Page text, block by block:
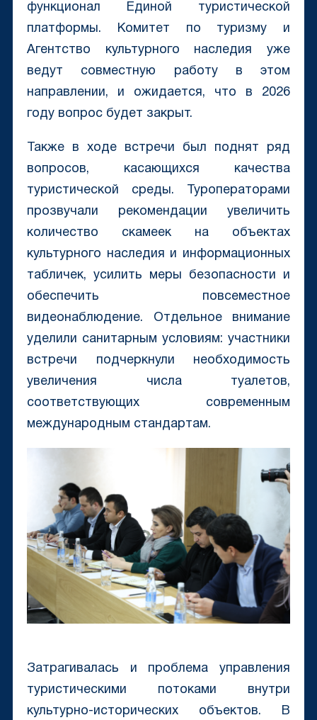
функционал Единой туристической
платформы. Комитет по туризму и
Агентство культурного наследия уже
ведут совместную работу в этом
направлении, и ожидается, что в 2026
году вопрос будет закрыт.
Также в ходе встречи был поднят ряд
вопросов, касающихся качества
туристической среды. Туроператорами
прозвучали рекомендации увеличить
количество скамеек на объектах
культурного наследия и информационных
табличек, усилить меры безопасности и
обеспечить повсеместное
видеонаблюдение. Отдельное внимание
уделили санитарным условиям: участники
встречи подчеркнули необходимость
увеличения числа туалетов,
соответствующих современным
международным стандартам.
Затрагивалась и проблема управления
туристическими потоками внутри
культурно-исторических объектов. В